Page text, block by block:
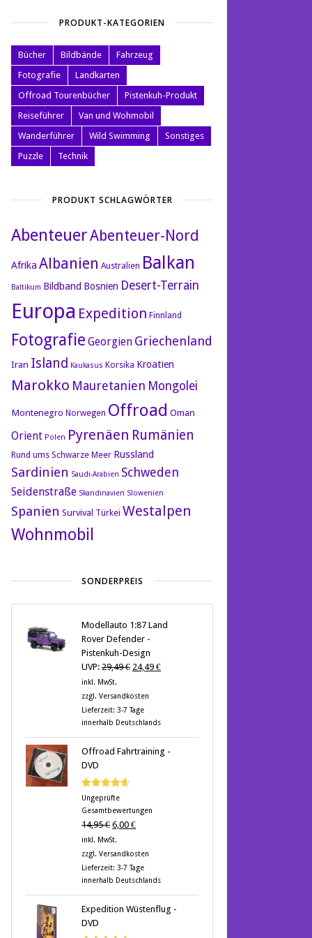
PRODUKT-KATEGORIEN
Bücher Bildbände
Fahrzeug
Fotografie
Landkarten
Offroad Tourenbücher
Pistenkuh-Produkt
Reiseführer
Van und Wohmobil
Wanderführer
Wild Swimming
Sonstiges
Puzzle
Technik
PRODUKT SCHLAGWÖRTER
AbenteuerAbenteuer-Nord
Afrika Albanien Australien Balkan
Baltikum Bildband Bosnien Desert-Terrain
Europa Expedition Finnland
Fotografie Georgien Griechenland
Iran Island Kaukasus Korsika Kroatien
Marokko Mauretanien Mongolei
Montenegro Norwegen Offroad Oman
Orient Polen Pyrenäen Rumänien
Rund ums Schwarze Meer Russland
Sardinien Saudi-Arabien Schweden
Seidenstraße Skandinavien Slowenien
Spanien Survival Türkei Westalpen
Wohnmobil
SONDERPREIS
Modellauto 1:87 Land
Rover Defender -
Pistenkuh-Design
UVP: 29,49€ Ursprünglicher
war:
29,49 €
24,49 €Aktueller
inkl. MwSt.
zzgl. Versandkosten
Lieferzeit: 3-7 Tage
innerhalb Deutschlands
Offroad Fahrtraining -
DVD
Bewertet
mit 4.60
von 5
Ungeprüfte
Gesamtbewertungen
14,95€ Ursprünglicher
Preis
war:
14,95 €
6,00 €Aktueller
ist:
6,00 €.
inkl. MwSt.
zzgl. Versandkosten
Lieferzeit: 3-7 Tage
innerhalb Deutschlands
Expedition Wüstenflug -
DVD